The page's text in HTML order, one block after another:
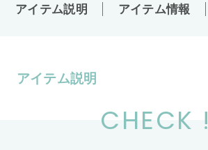
アイテム説明 アイテム情報
アイテム説明
CHECK !